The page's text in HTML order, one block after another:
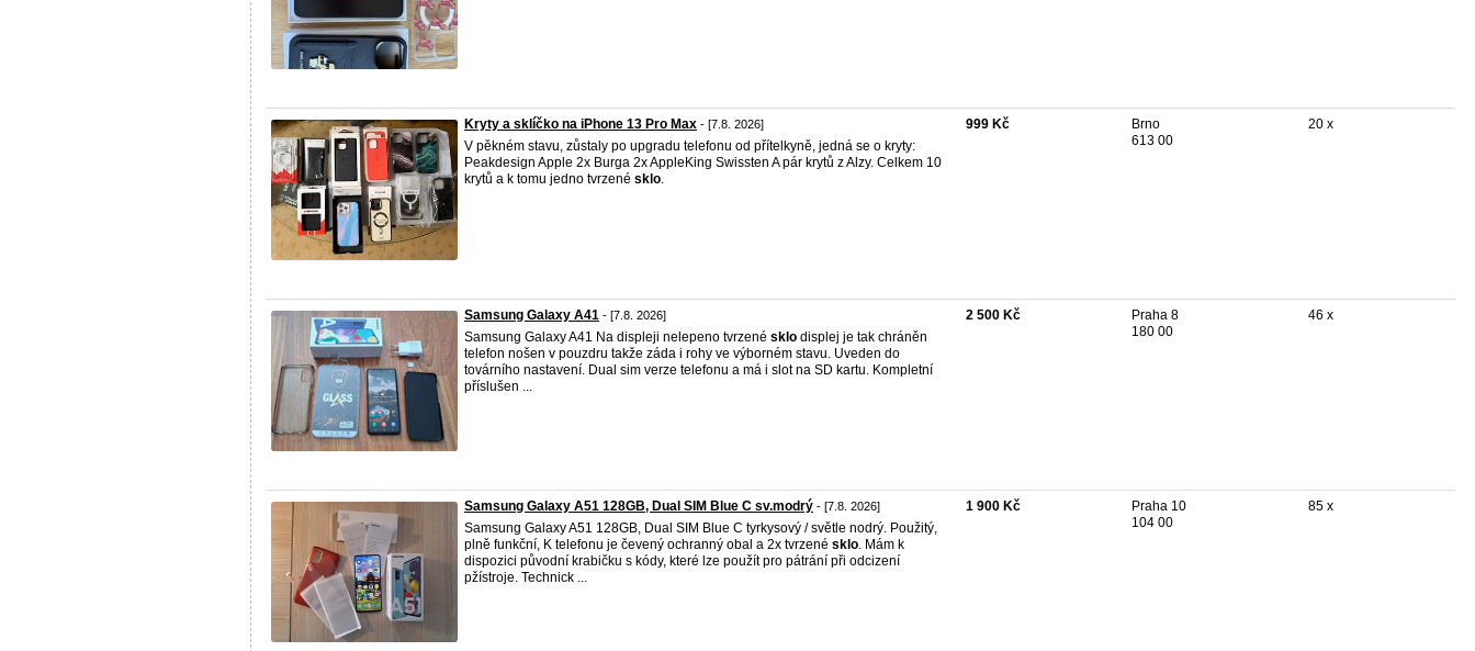
Kryty a sklíčko na iPhone 13 Pro Max - [7.8. 2026]
V pěkném stavu, zůstaly po upgradu telefonu od přítelkyně, jedná se o kryty:
Peakdesign Apple 2x Burga 2x AppleKing Swissten A pár krytů z Alzy. Celkem 10
krytů a k tomu jedno tvrzené sklo.
999 Kč
Brno
613 00
20 x
Samsung Galaxy A41 - [7.8. 2026]
Samsung Galaxy A41 Na displeji nelepeno tvrzené sklo displej je tak chráněn
telefon nošen v pouzdru takže záda i rohy ve výborném stavu. Uveden do
továrního nastavení. Dual sim verze telefonu a má i slot na SD kartu. Kompletní
příslušen ...
2 500 Kč
Praha 8
180 00
46 x
Samsung Galaxy A51 128GB, Dual SIM Blue C sv.modrý - [7.8. 2026]
Samsung Galaxy A51 128GB, Dual SIM Blue C tyrkysový / světle nodrý. Použitý,
plně funkční, K telefonu je čevený ochranný obal a 2x tvrzené sklo. Mám k
dispozici původní krabičku s kódy, které lze použít pro pátrání při odcizení
pžístroje. Technick ...
1 900 Kč
Praha 10
104 00
85 x